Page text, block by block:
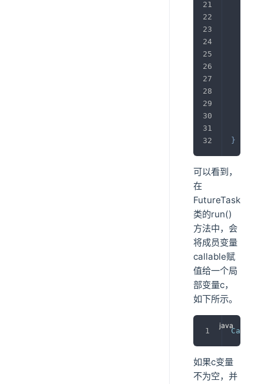
}
可以看到，
在
FutureTask
类的run()
方法中，会
将成员变量
callable赋
值给一个局
部变量c，
如下所示。
如果c变量
不为空，并